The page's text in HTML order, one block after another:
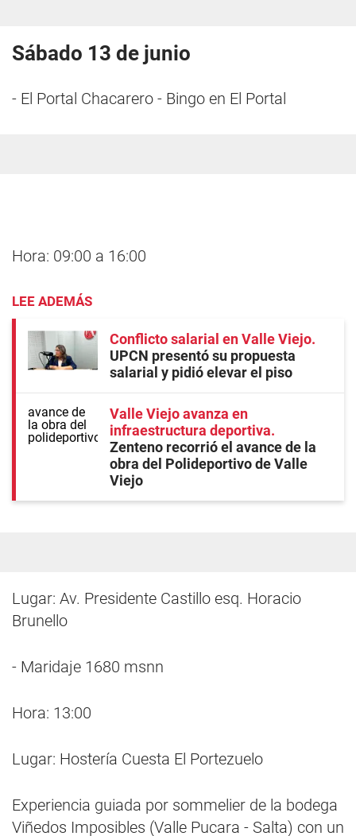
Sábado 13 de junio
- El Portal Chacarero - Bingo en El Portal
Hora: 09:00 a 16:00
LEE ADEMÁS
Conflicto salarial en Valle Viejo
UPCN presentó su propuesta
salarial y pidió elevar el piso
Valle Viejo avanza en
infraestructura deportiva
Zenteno recorrió el avance de la
obra del Polideportivo de Valle
Viejo
Lugar: Av. Presidente Castillo esq. Horacio
Brunello
- Maridaje 1680 msnn
Hora: 13:00
Lugar: Hostería Cuesta El Portezuelo
Experiencia guiada por sommelier de la bodega
Viñedos Imposibles (Valle Pucara - Salta) con un